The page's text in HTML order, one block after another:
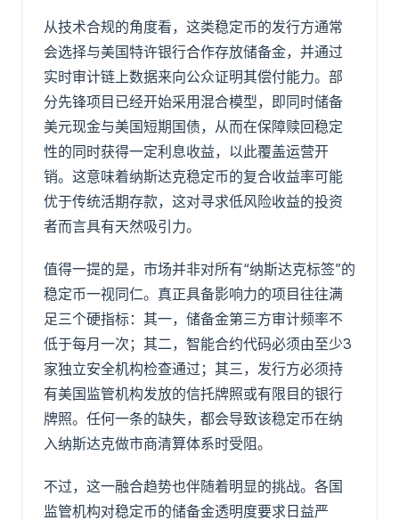
从技术合规的角度看，这类稳定币的发行方通常
会选择与美国特许银行合作存放储备金，并通过
实时审计链上数据来向公众证明其偿付能力。部
分先锋项目已经开始采用混合模型，即同时储备
美元现金与美国短期国债，从而在保障赎回稳定
性的同时获得一定利息收益，以此覆盖运营开
销。这意味着纳斯达克稳定币的复合收益率可能
优于传统活期存款，这对寻求低风险收益的投资
者而言具有天然吸引力。
值得一提的是，市场并非对所有“纳斯达克标签”的
稳定币一视同仁。真正具备影响力的项目往往满
足三个硬指标：其一，储备金第三方审计频率不
低于每月一次；其二，智能合约代码必须由至少3
家独立安全机构检查通过；其三，发行方必须持
有美国监管机构发放的信托牌照或有限目的银行
牌照。任何一条的缺失，都会导致该稳定币在纳
入纳斯达克做市商清算体系时受阻。
不过，这一融合趋势也伴随着明显的挑战。各国
监管机构对稳定币的储备金透明度要求日益严